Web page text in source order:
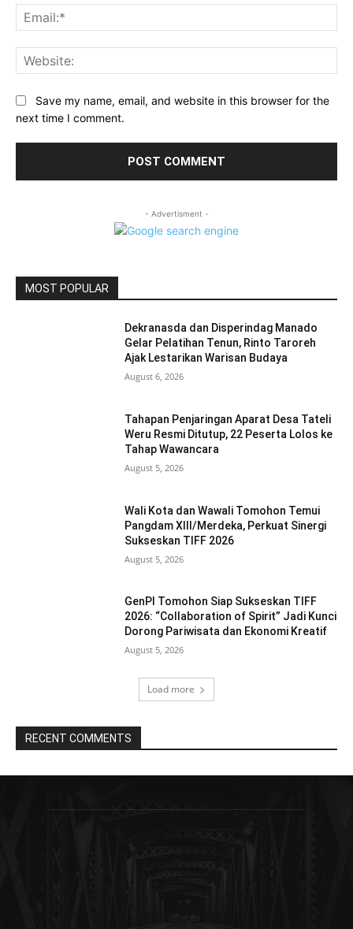
Save my name, email, and website in this browser for the
next time I comment.
- Advertisment -
MOST POPULAR
Dekranasda dan Disperindag Manado
Gelar Pelatihan Tenun, Rinto Taroreh
Ajak Lestarikan Warisan Budaya
August 6, 2026
Tahapan Penjaringan Aparat Desa Tateli
Weru Resmi Ditutup, 22 Peserta Lolos ke
Tahap Wawancara
August 5, 2026
Wali Kota dan Wawali Tomohon Temui
Pangdam XIII/Merdeka, Perkuat Sinergi
Sukseskan TIFF 2026
August 5, 2026
GenPI Tomohon Siap Sukseskan TIFF
2026: “Collaboration of Spirit” Jadi Kunci
Dorong Pariwisata dan Ekonomi Kreatif
August 5, 2026
Load more
RECENT COMMENTS